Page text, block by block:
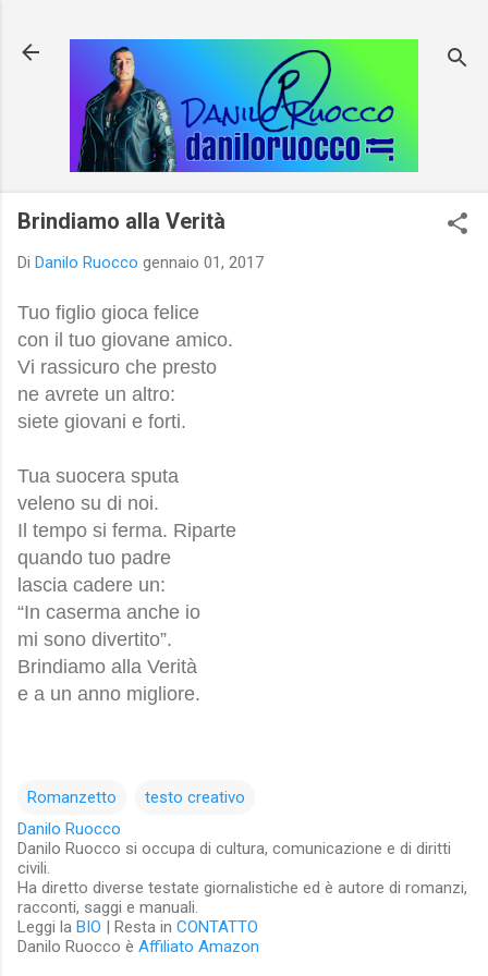
Brindiamo alla Verità
Di Danilo Ruocco gennaio 01, 2017
Tuo figlio gioca felice
con il tuo giovane amico.
Vi rassicuro che presto
ne avrete un altro:
siete giovani e forti.
Tua suocera sputa
veleno su di noi.
Il tempo si ferma. Riparte
quando tuo padre
lascia cadere un:
“In caserma anche io
mi sono divertito”.
Brindiamo alla Verità
e a un anno migliore.
Romanzetto
testo creativo
Danilo Ruocco
Danilo Ruocco si occupa di cultura, comunicazione e di diritti
civili.
Ha diretto diverse testate giornalistiche ed è autore di romanzi,
racconti, saggi e manuali.
Leggi la BIO | Resta in CONTATTO
Danilo Ruocco è Affiliato Amazon